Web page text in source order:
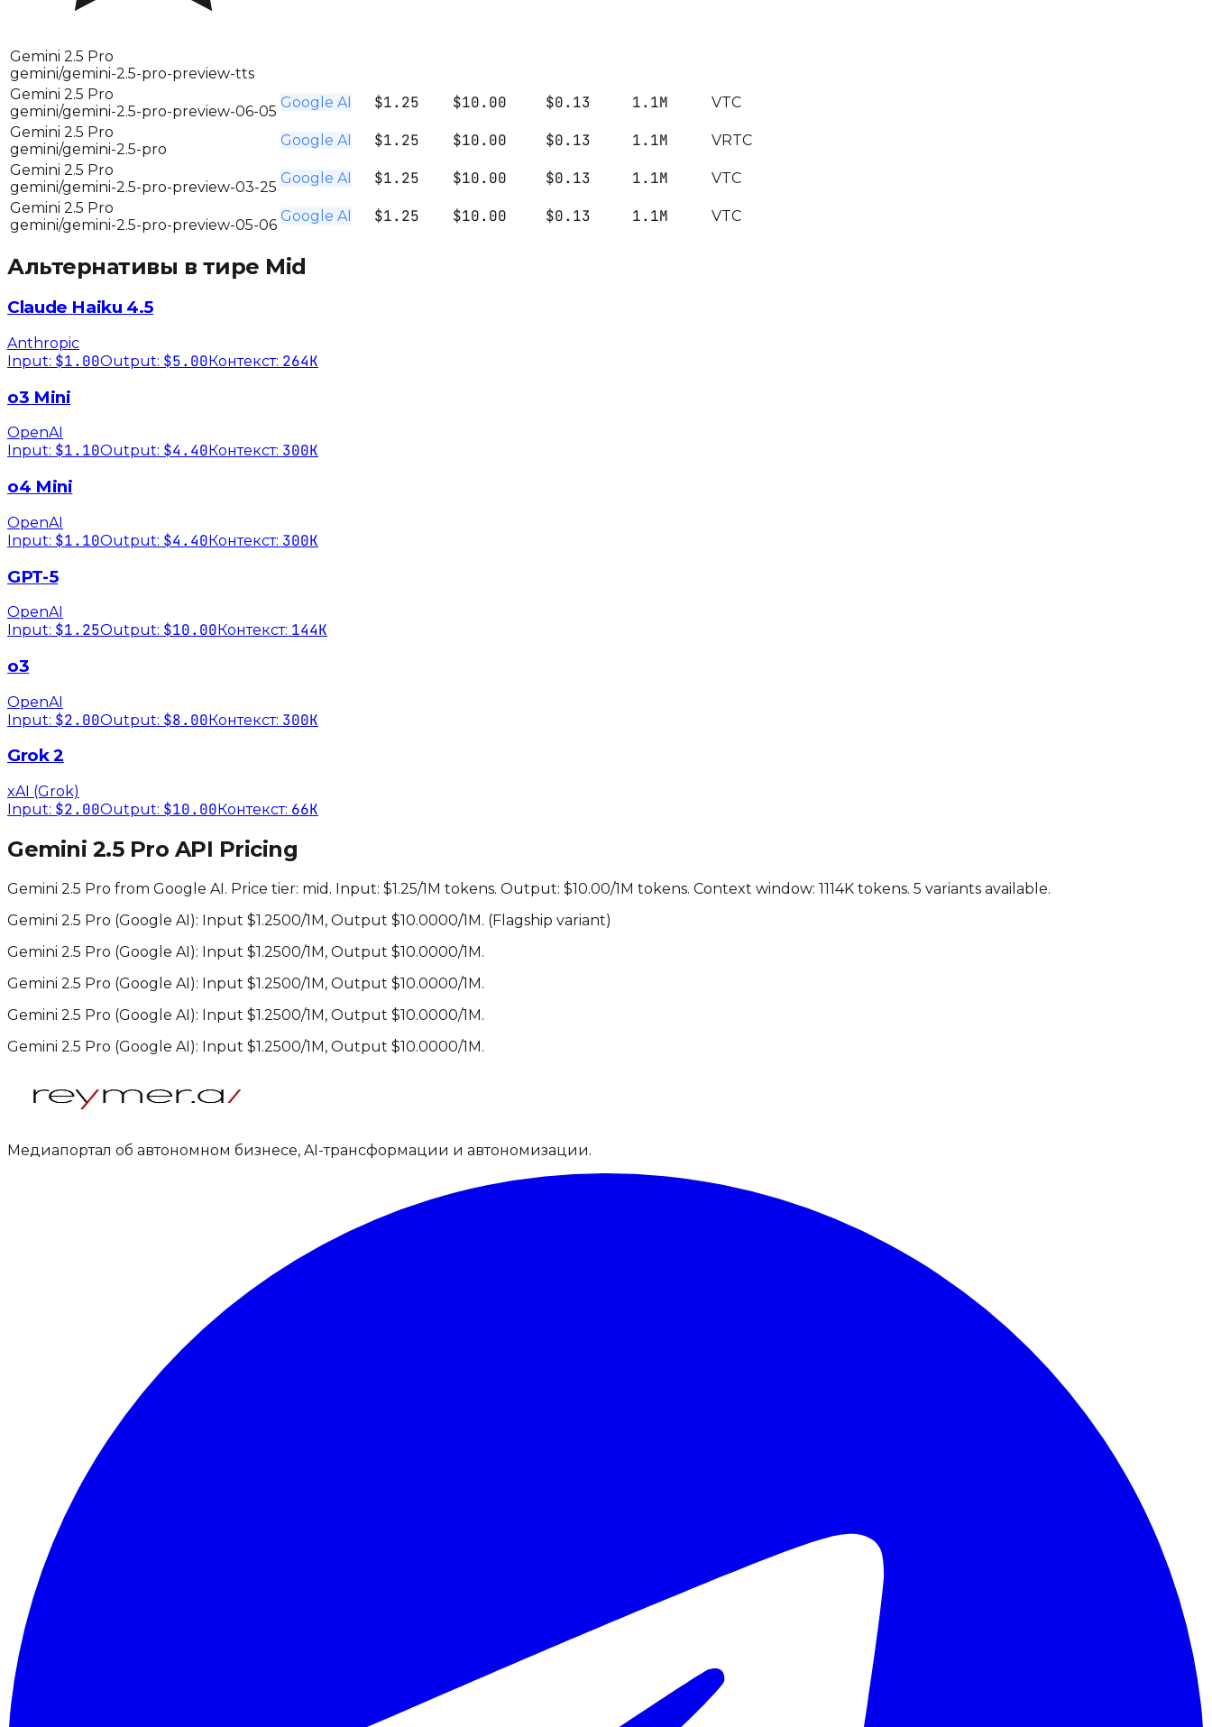
Gemini 2.5 Pro
gemini/gemini-2.5-pro-preview-tts
Gemini 2.5 Pro
gemini/gemini-2.5-pro-preview-06-05
Google AI $1.25 $10.00 $0.13 1.1M VTC
Gemini 2.5 Pro
gemini/gemini-2.5-pro
Google AI $1.25 $10.00 $0.13 1.1M VRTC
Gemini 2.5 Pro
gemini/gemini-2.5-pro-preview-03-25
Google AI $1.25 $10.00 $0.13 1.1M VTC
Gemini 2.5 Pro
gemini/gemini-2.5-pro-preview-05-06
Google AI $1.25 $10.00 $0.13 1.1M VTC
Альтернативы в тире Mid
Claude Haiku 4.5
Anthropic
Input: $1.00Output: $5.00Контекст: 264K
o3 Mini
OpenAI
Input: $1.10Output: $4.40 Контекст: 300K
o4 Mini
OpenAI
Input: $1.10Output: $4.40Контекст: 300K
GPT-5
OpenAI
Input: $1.25Output: $10.00 Контекст: 144K
o3
OpenAI
Input: $2.00Output: $8.00Контекст: 300K
Grok 2
xAI (Grok)
Input: $2.00Output: $10.00 Контекст: 66K
Gemini 2.5 Pro API Pricing
Gemini 2.5 Pro from Google AI. Price tier: mid . Input: $1.25/1M tokens. Output: $10.00/1M tokens. Context window: 1114K tokens. 5 variants available.
Gemini 2.5 Pro (Google AI): Input $1.2500/1M, Output $10.0000/1M. (Flagship variant)
Gemini 2.5 Pro (Google AI): Input $1.2500/1M, Output $10.0000/1M.
Gemini 2.5 Pro (Google AI): Input $1.2500/1M, Output $10.0000/1M.
Gemini 2.5 Pro (Google AI): Input $1.2500/1M, Output $10.0000/1M.
Gemini 2.5 Pro (Google AI): Input $1.2500/1M, Output $10.0000/1M.
Медиапортал об автономном бизнесе, AI-трансформации и автономизации.